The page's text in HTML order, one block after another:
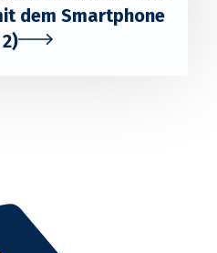
dem Smartphone